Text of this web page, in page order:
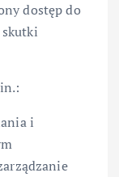
dostęp do
skutki
i